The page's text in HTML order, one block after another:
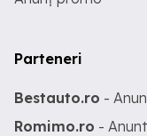
Parteneri
Bestauto.ro -
Romimo.ro -